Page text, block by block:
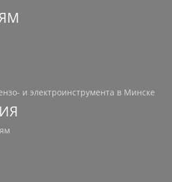
и электроинструмента в Минске